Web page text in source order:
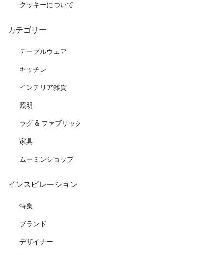
クッキーについて
カテゴリー
テーブルウェア
キッチン
インテリア雑貨
照明
ラグ & ファブリック
家具
ムーミンショップ
インスピレーション
特集
ブランド
デザイナー